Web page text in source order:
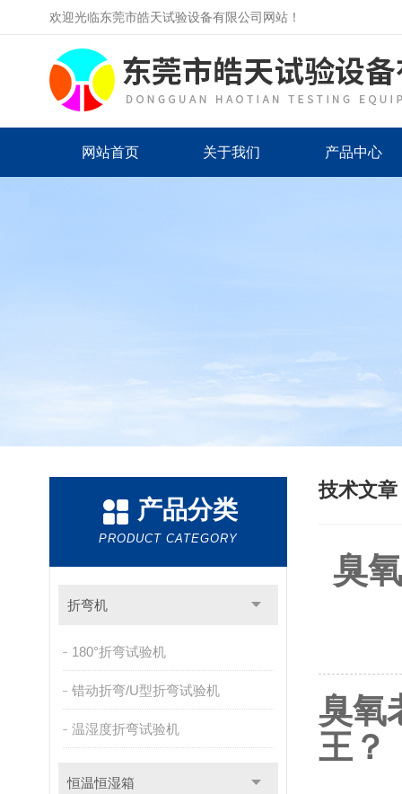
欢迎光临东莞市皓天试验设备有限公司网站！
网站首页 关于我们 产品中心
产品分类
PRODUCT CATEGORY
折弯机
180°折弯试验机
错动折弯/U型折弯试验机
温湿度折弯试验机
恒温恒湿箱
技术文章
臭
臭氧
王？